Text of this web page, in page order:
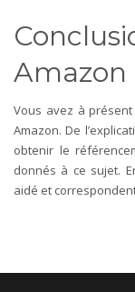
Amazon
Vous avez à
Amazon. De
obtenir le
donnés à ce sujet.
aidé et